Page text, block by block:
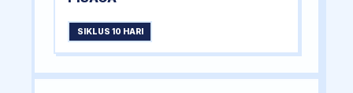
SIKLUS 10 HARI